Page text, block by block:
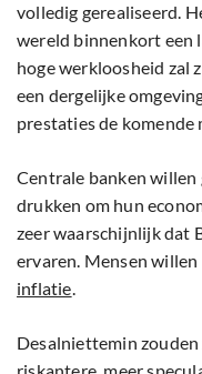
volledig gerealiseerd.
wereld binnenkort een
hoge werkloosheid zal
een dergelijke
prestaties de komende
Centrale banken willen
drukken om hun
zeer waarschijnlijk dat
ervaren. Mensen
inflatie.
Desalniettemin